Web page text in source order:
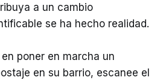
a un cambio
se ha hecho realidad.
poner en marcha un
en su barrio, escanee el